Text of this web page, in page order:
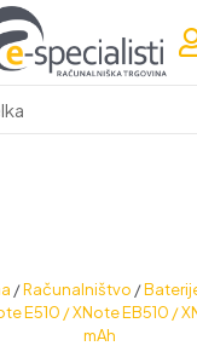
/Računalništvo /
E510 / XNote EB510 /
mAh